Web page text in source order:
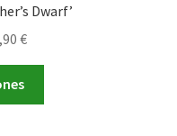
Dwarf’
€Rango
desde